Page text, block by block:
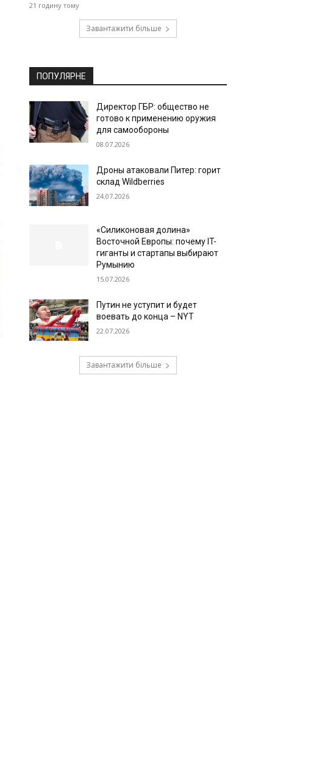
21 годину тому
Завантажити більше
ПОПУЛЯРНЕ
Директор ГБР: общество не
готово к применению оружия
для самообороны
08.07.2026
Дроны атаковали Питер: горит
склад Wildberries
24.07.2026
«Силиконовая долина»
Восточной Европы: почему IT-
гиганты и стартапы выбирают
Румынию
15.07.2026
Путин не уступит и будет
воевать до конца – NYT
22.07.2026
Завантажити більше